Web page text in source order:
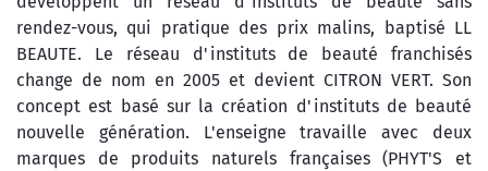
rendez-vous, qui pratique des prix malins, baptisé LL
BEAUTE. Le réseau d'instituts de beauté franchisés
change de nom en 2005 et devient CITRON VERT. Son
concept est basé sur la création d'instituts de beauté
nouvelle génération. L'enseigne travaille avec deux
marques de produits naturels françaises (PHYT'S et